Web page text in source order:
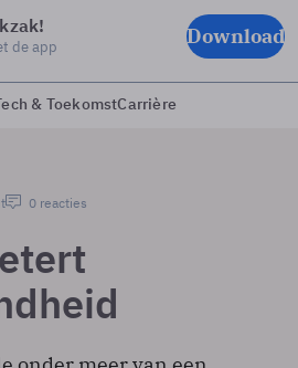
de app Download
& ToekomstCarrière
0 reacties